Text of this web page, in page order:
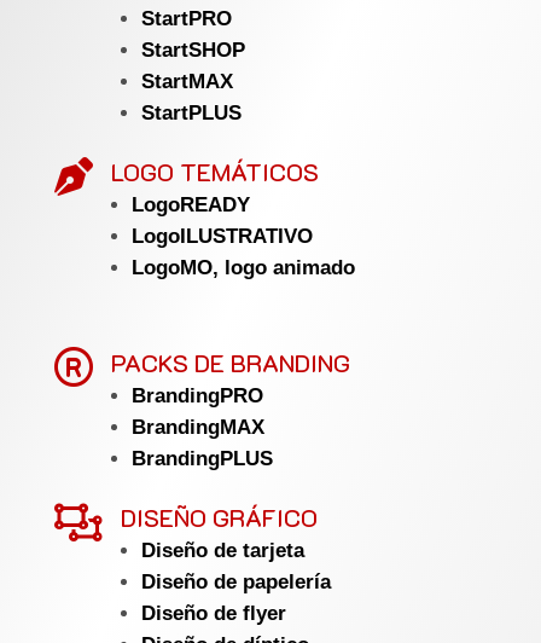
StartPRO
StartSHOP
StartMAX
StartPLUS
 LOGO TEMÁTICOS
LogoREADY
LogoILUSTRATIVO
LogoMO, logo animado
 PACKS DE BRANDING
BrandingPRO
BrandingMAX
BrandingPLUS
 DISEÑO GRÁFICO
Diseño de tarjeta
Diseño de papelería
Diseño de flyer